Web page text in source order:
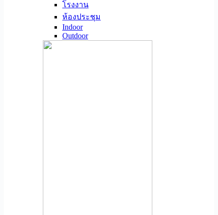
โรงงาน
ห้องประชุม
Indoor
Outdoor